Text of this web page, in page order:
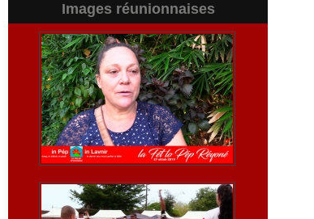
Images réunionnaises